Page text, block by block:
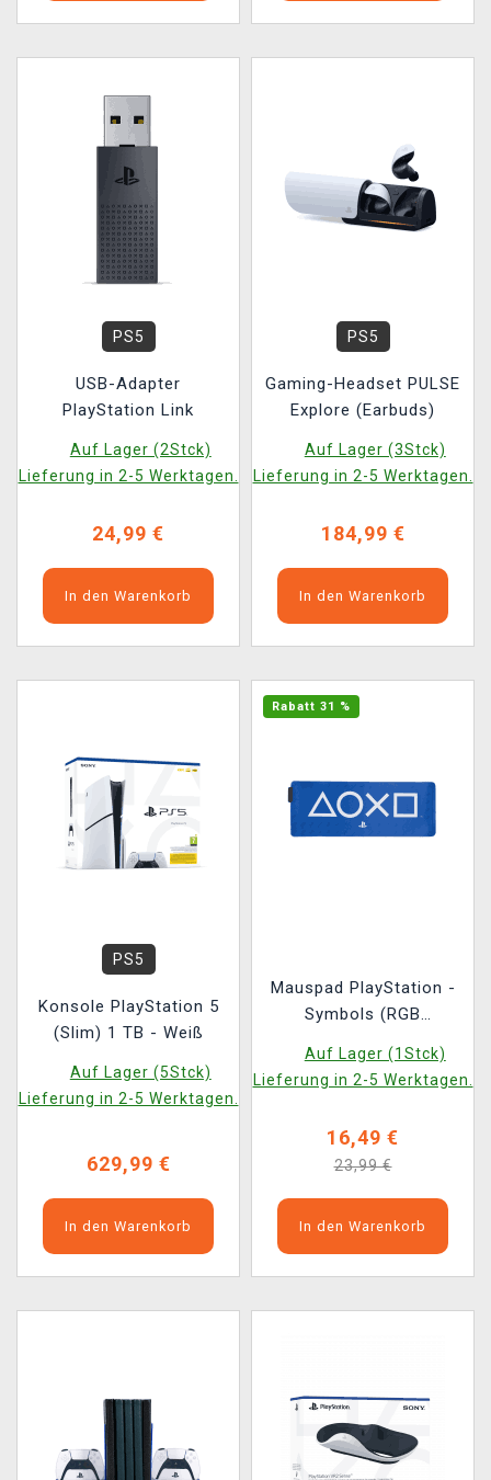
PS5
USB-Adapter
PlayStation Link
Auf Lager (2Stck)
Lieferung in 2-5 Werktagen.
24,99 €
In den Warenkorb
PS5
Gaming-Headset PULSE
Explore (Earbuds)
Auf Lager (3Stck)
Lieferung in 2-5 Werktagen.
184,99 €
In den Warenkorb
PS5
Konsole PlayStation 5
(Slim) 1 TB - Weiß
Auf Lager (5Stck)
Lieferung in 2-5 Werktagen.
629,99 €
In den Warenkorb
Rabatt 31 %
Mauspad PlayStation -
Symbols (RGB
Auf Lager (1Stck)
Lieferung in 2-5 Werktagen.
16,49 €
23,99 €
In den Warenkorb